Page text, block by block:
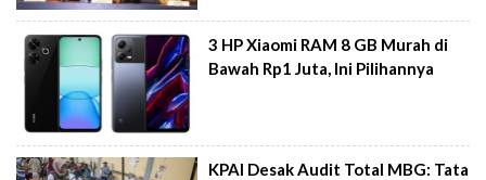
3 HP Xiaomi RAM 8 GB Murah di
Bawah Rp1 Juta, Ini Pilihannya
KPAI Desak Audit Total MBG: Tata